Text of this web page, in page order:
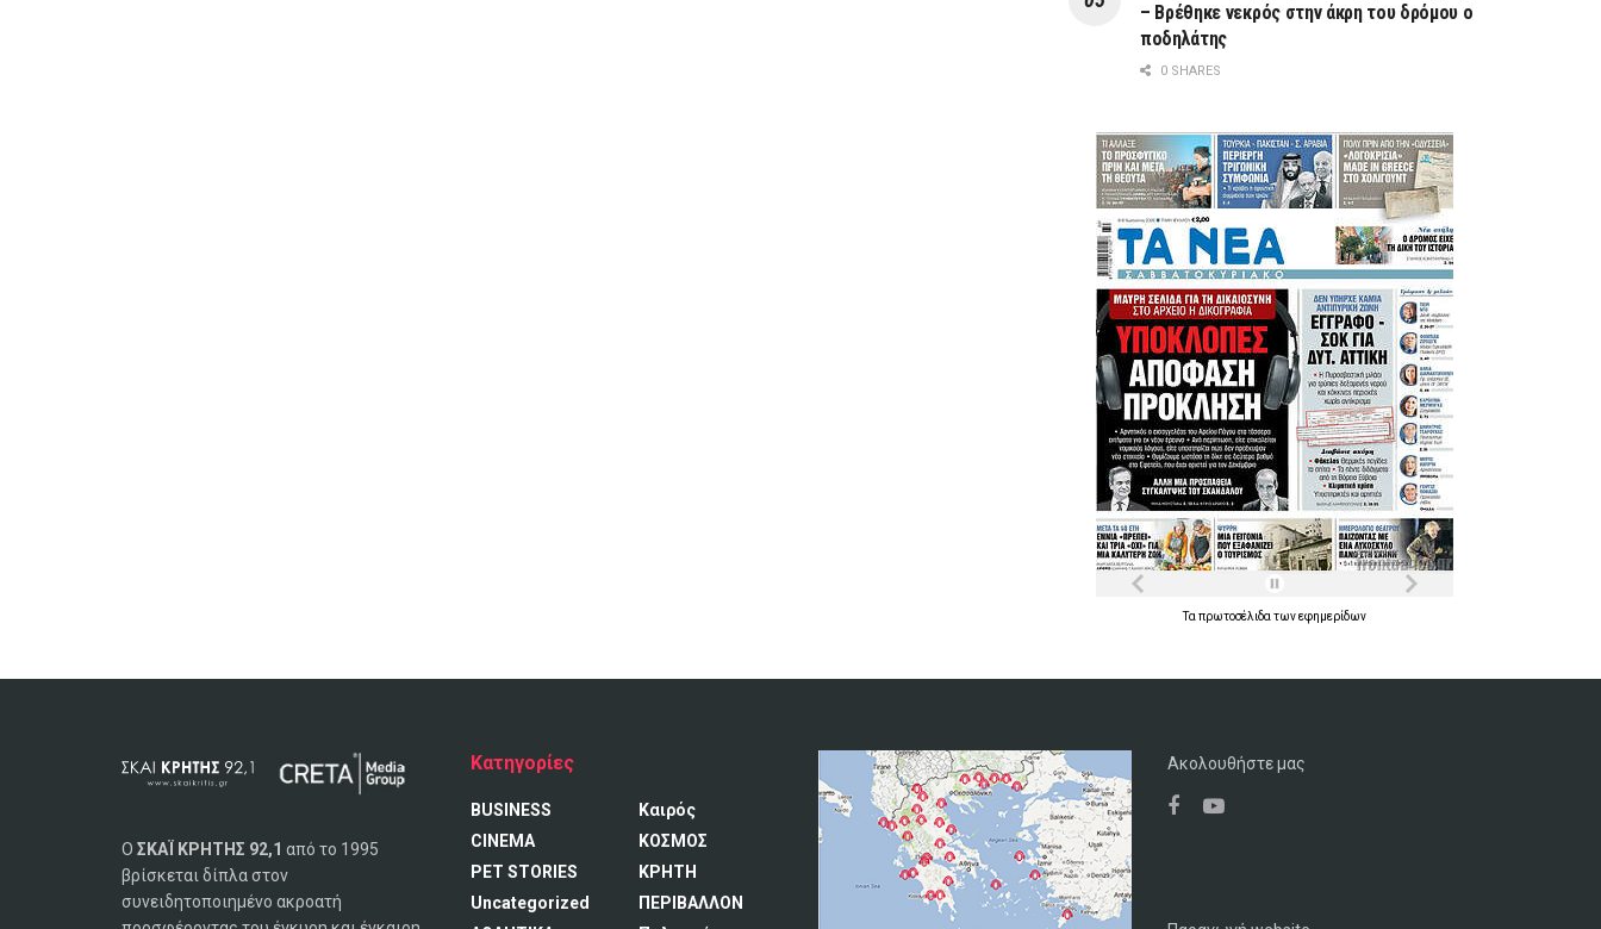
– Βρέθηκε νεκρός στην άκρη του δρόμου ο
ποδηλάτης
0 SHARES
Τα πρωτοσέλιδα τωνεφημερίδων
Ο ΣΚΑΪ ΚΡΗΤΗΣ 92,1 από το 1995
βρίσκεται δίπλα στον
συνειδητοποιημένο ακροατή
Κατηγορίες
BUSINESS
CINEMA
PET STORIES
Uncategorized
Καιρός
ΚΟΣΜΟΣ
ΚΡΗΤΗ
ΠΕΡΙΒΑΛΛΟΝ
Ακολουθήστε μας